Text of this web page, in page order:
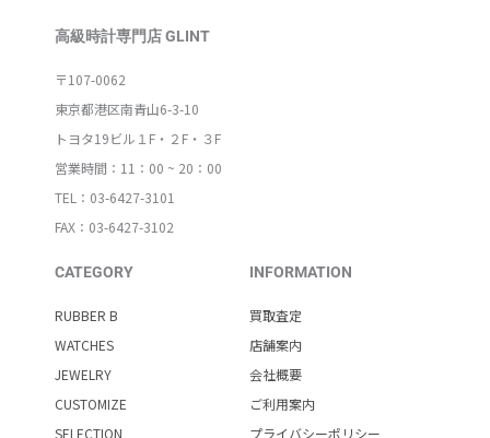
高級時計専門店 GLINT
〒107-0062
東京都港区南青山6-3-10
トヨタ19ビル１F・２F・３F
営業時間：11：00 ~ 20：00
TEL：03-6427-3101
FAX：03-6427-3102
CATEGORY
RUBBER B
WATCHES
JEWELRY
CUSTOMIZE
SELECTION
INFORMATION
買取査定
店舗案内
会社概要
ご利用案内
プライバシーポリシー